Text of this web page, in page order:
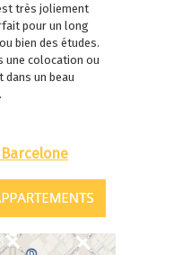
très joliement
pour un long
bien des études.
une colocation ou
dans un beau